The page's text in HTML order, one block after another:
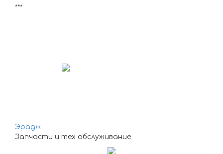
***
Эрадж
Запчасти и тех обслуживание